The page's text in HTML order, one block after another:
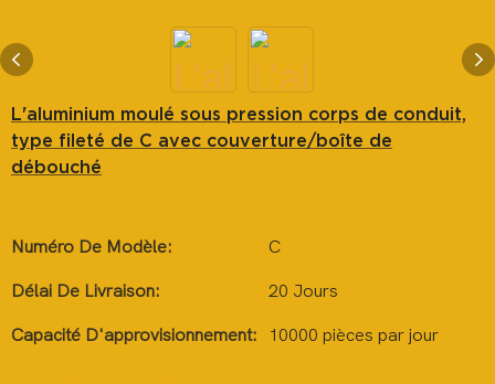
L'aluminium moulé sous pression corps de conduit,
type fileté de C avec couverture/boîte de
débouché
Numéro De Modèle: C
Délai De Livraison: 20 Jours
Capacité D'approvisionnement: 10000 pièces par jour